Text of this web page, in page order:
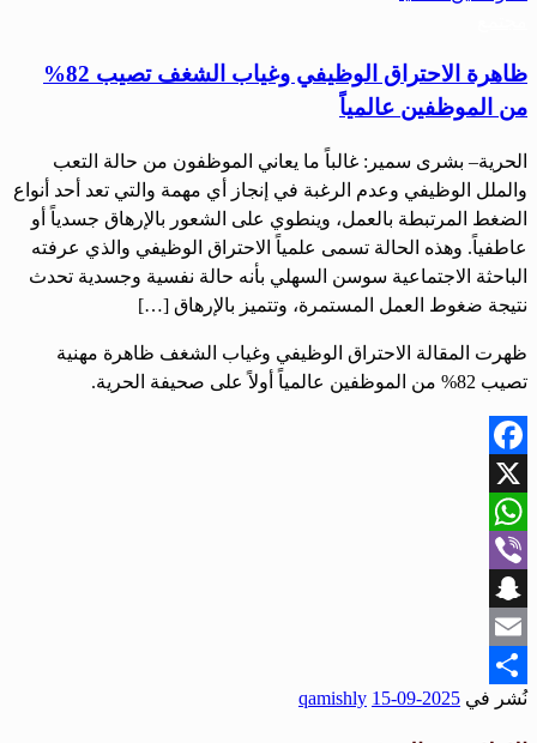
ظاهرة الاحتراق الوظيفي وغياب الشغف تصيب 82%
من الموظفين عالمياً
الحرية– بشرى سمير: غالباً ما يعاني الموظفون من حالة التعب
والملل الوظيفي وعدم الرغبة في إنجاز أي مهمة والتي تعد أحد أنواع
الضغط المرتبطة بالعمل، وينطوي على الشعور بالإرهاق جسدياً أو
عاطفياً. وهذه الحالة تسمى علمياً الاحتراق الوظيفي والذي عرفته
الباحثة الاجتماعية سوسن السهلي بأنه حالة نفسية وجسدية تحدث
نتيجة ضغوط العمل المستمرة، وتتميز بالإرهاق […]
ظهرت المقالة الاحتراق الوظيفي وغياب الشغف ظاهرة مهنية
تصيب 82% من الموظفين عالمياً أولاً على صحيفة الحرية.
Facebook
X
WhatsApp
Viber
Snapchat
Email
Share
نُشر في 2025-09-15
qamishly